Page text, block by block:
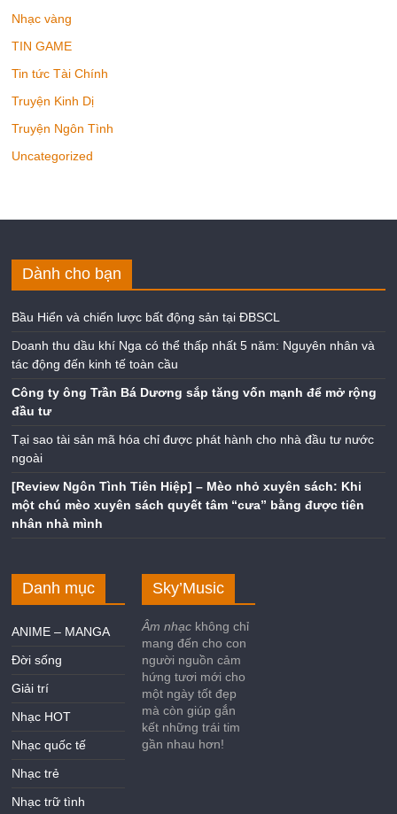
Nhạc vàng
TIN GAME
Tin tức Tài Chính
Truyện Kinh Dị
Truyện Ngôn Tình
Uncategorized
Dành cho bạn
Bầu Hiển và chiến lược bất động sản tại ĐBSCL
Doanh thu dầu khí Nga có thể thấp nhất 5 năm: Nguyên nhân và
tác động đến kinh tế toàn cầu
Công ty ông Trần Bá Dương sắp tăng vốn mạnh để mở rộng
đầu tư
Tại sao tài sản mã hóa chỉ được phát hành cho nhà đầu tư nước
ngoài
[Review Ngôn Tình Tiên Hiệp] – Mèo nhỏ xuyên sách: Khi
một chú mèo xuyên sách quyết tâm “cưa” bằng được tiên
nhân nhà mình
Danh mục
ANIME – MANGA
Đời sống
Giải trí
Nhạc HOT
Nhạc quốc tế
Nhạc trẻ
Nhạc trữ tình
Sky’Music
Âm nhạc không chỉ
mang đến cho con
người nguồn cảm
hứng tươi mới cho
một ngày tốt đẹp
mà còn giúp gắn
kết những trái tim
gần nhau hơn!